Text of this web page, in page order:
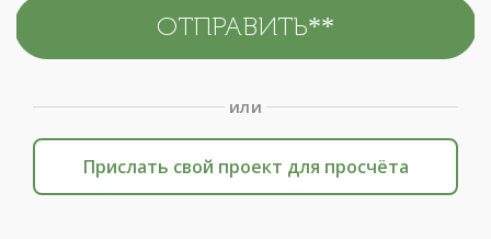
или
Прислать свой проект для просчёта